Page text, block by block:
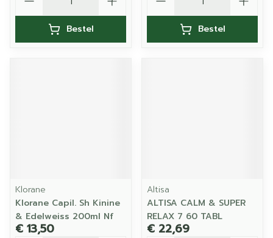
Bestel Bestel
Klorane
Klorane Capil. Sh Kinine
& Edelweiss 200ml Nf
€ 13,50
Altisa
ALTISA CALM & SUPER
RELAX 7 60 TABL
€ 22,69